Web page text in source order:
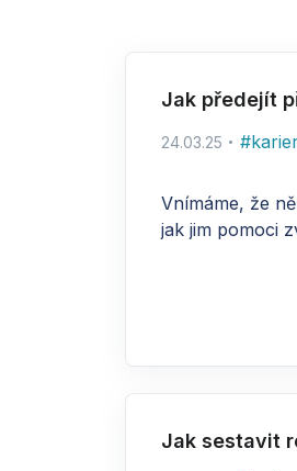
Jak předejít
24.03.25 #
Vnímáme, že
jak jim pomoci
Jak sestavit